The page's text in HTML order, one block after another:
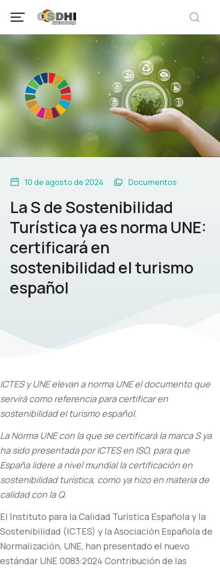
10 de agosto de 2024 Documentos
La S de Sostenibilidad
Turística ya es norma UNE:
certificará en
sostenibilidad el turismo
español
ICTES y UNE elevan a norma UNE el documento que
servirá como referencia para certificar en
sostenibilidad el turismo español.
La Norma UNE con la que se certificará la marca S ya
ha sido presentada por ICTES en ISO, para que
España lidere a nivel mundial la certificación en
sostenibilidad turística, como ya hizo en materia de
calidad con la Q.
El Instituto para la Calidad Turística Española y la
Sostenibilidad (ICTES) y la Asociación Española de
Normalización, UNE, han presentado el nuevo
estándar UNE 0083:2024 Contribución de las